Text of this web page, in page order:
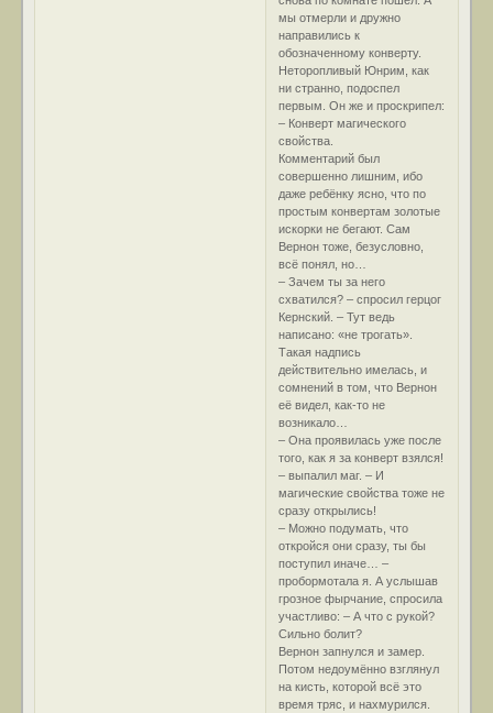
мы отмерли и дружно
направились к
обозначенному конверту.
Неторопливый Юнрим, как
ни странно, подоспел
первым. Он же и проскрипел:
– Конверт магического
свойства.
Комментарий был
совершенно лишним, ибо
даже ребёнку ясно, что по
простым конвертам золотые
искорки не бегают. Сам
Вернон тоже, безусловно,
всё понял, но…
– Зачем ты за него
схватился? – спросил герцог
Кернский. – Тут ведь
написано: «не трогать».
Такая надпись
действительно имелась, и
сомнений в том, что Вернон
её видел, как-то не
возникало…
– Она проявилась уже после
того, как я за конверт взялся!
– выпалил маг. – И
магические свойства тоже не
сразу открылись!
– Можно подумать, что
откройся они сразу, ты бы
поступил иначе… –
пробормотала я. А услышав
грозное фырчание, спросила
участливо: – А что с рукой?
Сильно болит?
Вернон запнулся и замер.
Потом недоумённо взглянул
на кисть, которой всё это
время тряс, и нахмурился.